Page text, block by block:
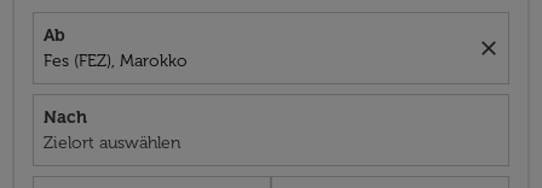
Ab
Fes (FEZ), Marokko
close
Nach
Zielort auswählen